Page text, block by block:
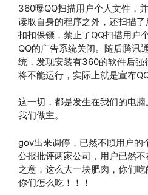
360曝QQ扫描用户个人文件，
读取自身的程序之外，还扫描
扣扣保镖，禁止了QQ扫描用户
QQ的广告系统关闭。随后腾讯
统，发现安装有360的软件后强
将不能运行，实际上就是宣布
这一切，都是发生在我们的电
我们做主。
gov出来调停，已然不顾用户的
公报批评两家公司，用户已然
之意，这么大一块肥肉，你们
你们怎么吃！！！